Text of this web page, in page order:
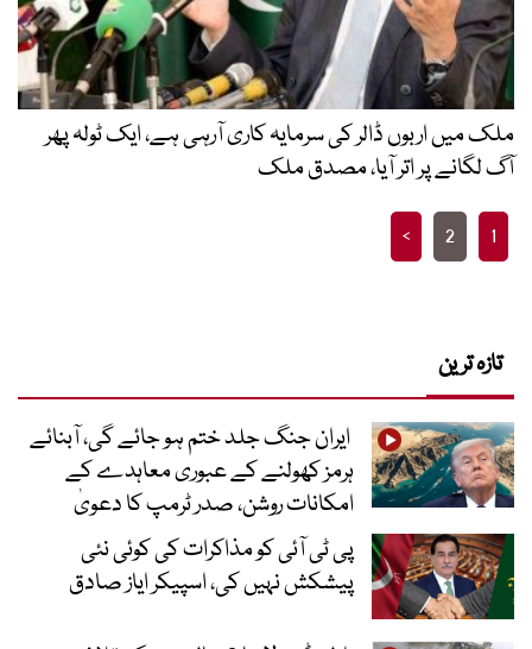
ملک میں اربوں ڈالر کی سرمایہ کاری آرہی ہے، ایک ٹولہ پھر
آگ لگانے پر اتر آیا، مصدق ملک
Posts
pagination
1
2
>
تازہ ترین
ایران جنگ جلد ختم ہو جائے گی، آبنائے
ہرمز کھولنے کے عبوری معاہدے کے
امکانات روشن، صدر ٹرمپ کا دعویٰ
پی ٹی آئی کو مذاکرات کی کوئی نئی
پیشکش نہیں کی، اسپیکر ایاز صادق